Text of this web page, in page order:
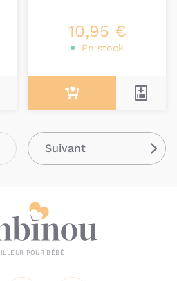
10,95 €
En stock
Suivant